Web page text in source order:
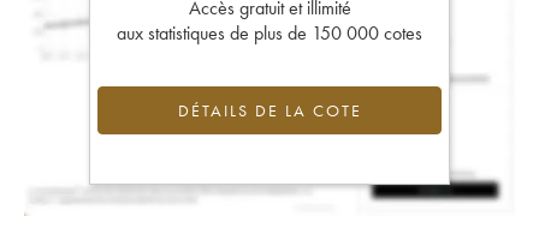
Accès gratuit et illimité
aux statistiques de plus de 150 000 cotes
DÉTAILS DE LA COTE